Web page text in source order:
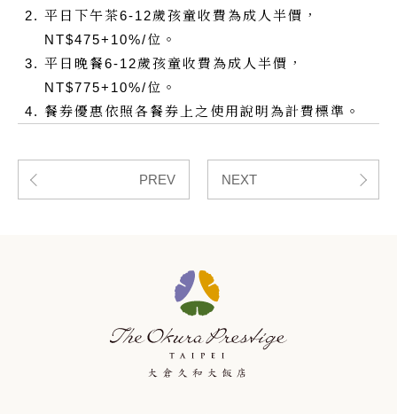
平日下午茶6-12歲孩童收費為成人半價，
NT$475+10%/位。
平日晚餐6-12歲孩童收費為成人半價，
NT$775+10%/位。
餐券優惠依照各餐券上之使用說明為計費標準。
PREV NEXT